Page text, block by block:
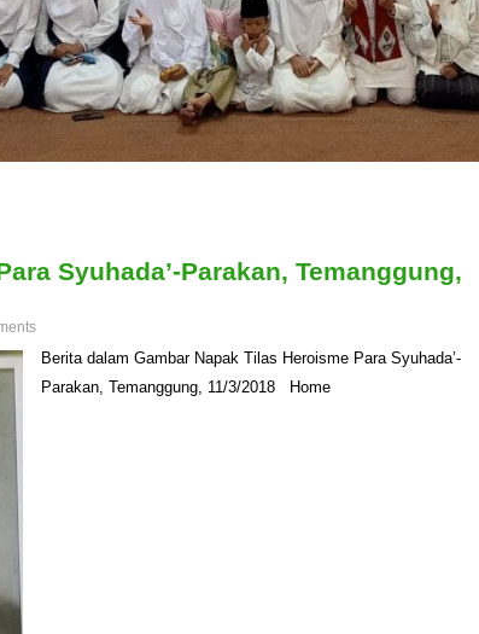
Syuhada’-Parakan, Temanggung,
Berita dalam Gambar Napak Tilas Heroisme Para Syuhada’-
Parakan, Temanggung, 11/3/2018 Home